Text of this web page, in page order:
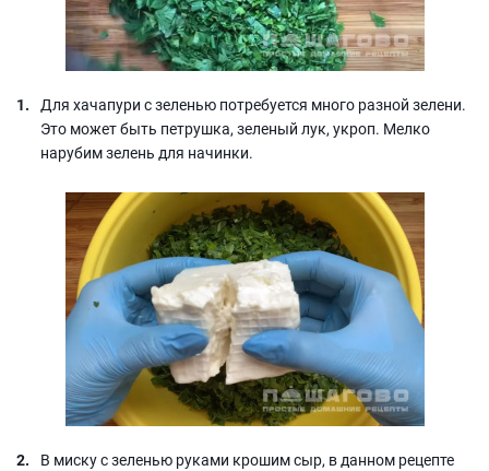
Для хачапури с зеленью потребуется много разной зелени.
Это может быть петрушка, зеленый лук, укроп. Мелко
нарубим зелень для начинки.
В миску с зеленью руками крошим сыр, в данном рецепте